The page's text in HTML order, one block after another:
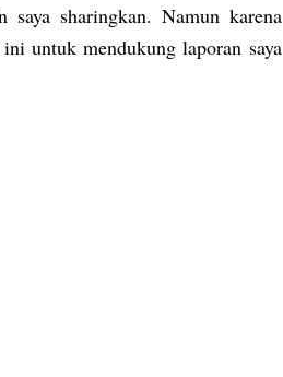
sharingkan. Namun karena
untuk mendukung laporan saya